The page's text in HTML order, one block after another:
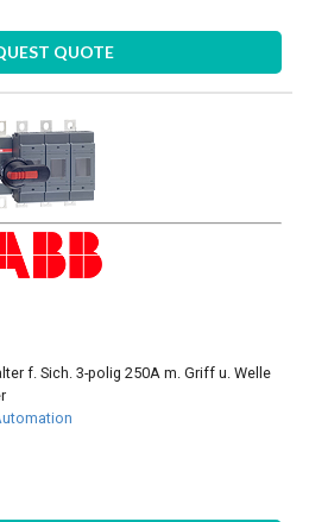
QUOTE
f. Sich. 3-polig 250A m. Griff u. Welle